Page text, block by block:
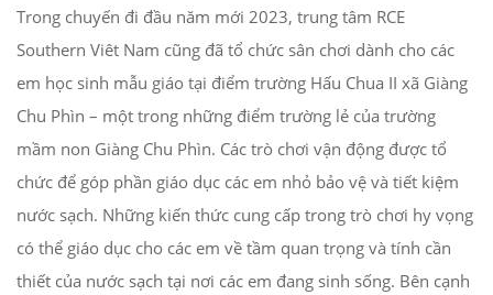
Trong chuyến đi đầu năm mới 2023, trung tâm RCE
Southern Viêt Nam cũng đã tổ chức sân chơi dành cho các
em học sinh mẫu giáo tại điểm trường Hấu Chua II xã Giàng
Chu Phìn – một trong những điểm trường lẻ của trường
mầm non Giàng Chu Phìn. Các trò chơi vận động được tổ
chức để góp phần giáo dục các em nhỏ bảo vệ và tiết kiệm
nước sạch. Những kiến thức cung cấp trong trò chơi hy vọng
có thể giáo dục cho các em về tầm quan trọng và tính cần
thiết của nước sạch tại nơi các em đang sinh sống. Bên cạnh